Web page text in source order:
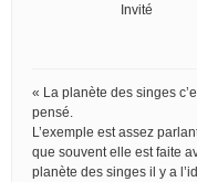
Invité
« La planète des singes
pensé.
L’exemple est assez
que souvent elle est faite
planète des singes il y a